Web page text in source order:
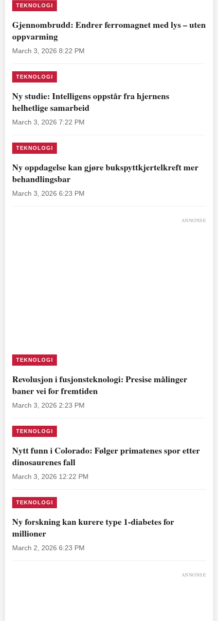
TEKNOLOGI
Gjennombrudd: Endrer ferromagnet med lys – uten
oppvarming
March 3, 2026 8:22 PM
TEKNOLOGI
Ny studie: Intelligens oppstår fra hjernens
helhetlige samarbeid
March 3, 2026 7:22 PM
TEKNOLOGI
Ny oppdagelse kan gjøre bukspyttkjertelkreft mer
behandlingsbar
March 3, 2026 6:23 PM
ANNONSE
TEKNOLOGI
Revolusjon i fusjonsteknologi: Presise målinger
baner vei for fremtiden
March 3, 2026 2:23 PM
TEKNOLOGI
Nytt funn i Colorado: Følger primatenes spor etter
dinosaurenes fall
March 3, 2026 12:22 PM
TEKNOLOGI
Ny forskning kan kurere type 1-diabetes for
millioner
March 2, 2026 6:23 PM
ANNONSE